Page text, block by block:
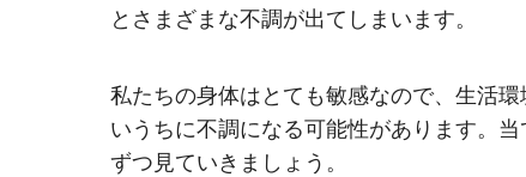
とさまざまな不調が出てしまいます。
私たちの身体はとても敏感なので、生活
いうちに不調になる可能性があります。
ずつ見ていきましょう。